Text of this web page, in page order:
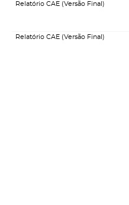
Relatório CAE (Versão Final)
Relatório CAE (Versão Final)